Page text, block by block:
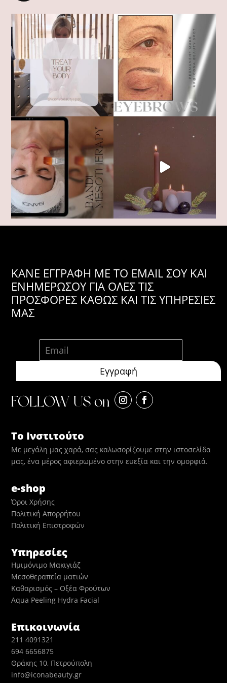
KANE ΕΓΓΡΑΦΗ ΜΕ ΤΟ EMAIL ΣΟΥ ΚΑΙ
ΕΝΗΜΕΡΩΣΟΥ ΓΙΑ ΟΛΕΣ ΤΙΣ
ΠΡΟΣΦΟΡΕΣ ΚΑΘΩΣ ΚΑΙ ΤΙΣ ΥΠΗΡΕΣΙΕΣ
ΜΑΣ
FOLLOW US on
Το Ινστιτούτο
Με μεγάλη μας χαρά, σας καλωσορίζουμε στην ιστοσελίδα
μας, ένα μέρος αφιερωμένο στην ευεξία και την ομορφιά.
e-shop
Όροι Χρήσης
Πολιτική Απορρήτου
Πολιτική Επιστροφών
Υπηρεσίες
Ημιμόνιμο Μακιγιάζ
Μεσοθεραπεία ματιών
Καθαρισμός – Οξέα Φρούτων
Aqua Peeling Hydra Facial
Επικοινωνία
211 4091321
694 6656875
Θράκης 10, Πετρούπολη
info@iconabeauty.gr